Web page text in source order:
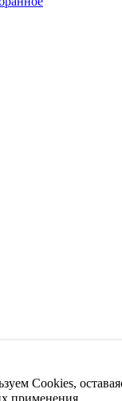
Cookies,
применения.